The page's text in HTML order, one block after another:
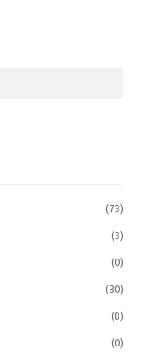
(73)
(3)
(0)
(30)
(8)
(0)